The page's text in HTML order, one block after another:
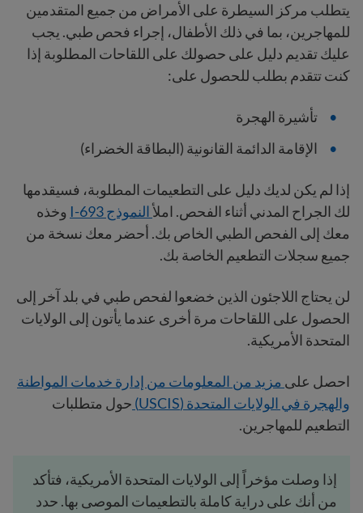
يتطلب مركز السيطرة على الأمراض من جميع المتقدمين
للمهاجرين، بما في ذلك الأطفال، إجراء فحص طبي. يجب
عليك تقديم دليل على حصولك على اللقاحات المطلوبة إذا
كنت تتقدم بطلب للحصول على:
تأشيرة الهجرة
الإقامة الدائمة القانونية (البطاقة الخضراء)
إذا لم يكن لديك دليل على التطعيمات المطلوبة، فسيقدمها
لك الجراح المدني أثناء الفحص. املأالنموذج I-693
وخذه
معك إلى الفحص الطبي الخاص بك. أحضر معك نسخة من
جميع سجلات التطعيم الخاصة بك.
لن يحتاج اللاجئون الذين خضعوا لفحص طبي في بلد آخر إلى
الحصول على اللقاحات مرة أخرى عندما يأتون إلى الولايات
المتحدة الأمريكية.
احصل على مزيد من المعلومات من إدارة خدمات المواطنة
والهجرة في الولايات المتحدة (USCIS)
حول متطلبات
التطعيم للمهاجرين.
إذا وصلت مؤخراً إلى الولايات المتحدة الأمريكية، فتأكد
من أنك على دراية كاملة بالتطعيمات الموصى بها. حدد